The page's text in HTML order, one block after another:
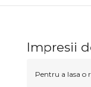
Impresii
Pentru a lasa o